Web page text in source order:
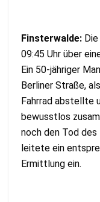
Finsterwalde:
09:45 Uhr über
Ein 50-jähriger
Berliner Straße,
Fahrrad abstellte
bewusstlos
noch den Tod
leitete ein
Ermittlung ein.